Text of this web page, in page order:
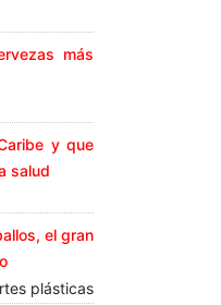
más
y que
salud
el gran
plásticas